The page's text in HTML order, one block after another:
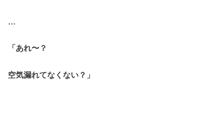
…
「あれ〜？
空気漏れてなくない？」